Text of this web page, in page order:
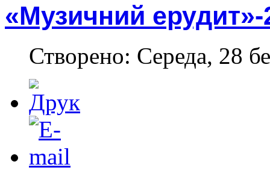
«Музичний ерудит»-
Створено: Середа, 28